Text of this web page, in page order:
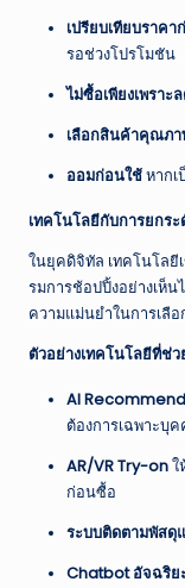
เปรียบเทียบราค
รอช่วงโปรโมชัน
ไม่ซื้อเพียงเพราะ
เลือกสินค้าคุณภา
ออมก่อนใช้หาก
เทคโนโลยีกับการยกร
ในยุคดิจิทัล เทคโนโล
รมการช้อปปิ้งอย่างเห็
ความแม่นยำในการเลื
ตัวอย่างเทคโนโลยีที่ช่
AI
ต้องการเฉพาะบุค
AR/VR Try-onใ
ก่อนซื้อ
ระบบติดตามพัสดุ
Chatbot อัจฉริย